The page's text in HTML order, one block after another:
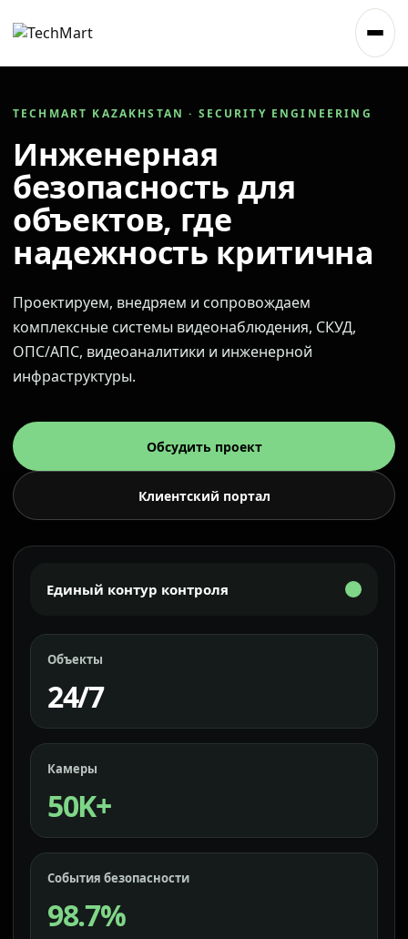
TECHMART KAZAKHSTAN · SECURITY ENGINEERING
Инженерная
безопасность для
объектов, где
надежность критична
Проектируем, внедряем и сопровождаем
комплексные системы видеонаблюдения, СКУД,
ОПС/АПС, видеоаналитики и инженерной
инфраструктуры.
Обсудить проект
Клиентский портал
Единый контур контроля
Объекты
24/7
Камеры
50K+
События безопасности
98.7%